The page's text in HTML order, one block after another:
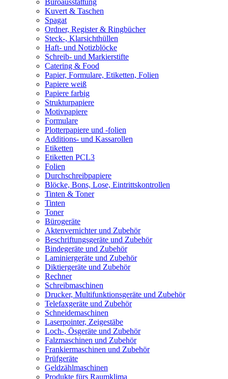
Büroausstattung
Kuvert & Taschen
Spagat
Ordner, Register & Ringbücher
Steck-, Klarsichthüllen
Haft- und Notizblöcke
Schreib- und Markierstifte
Catering & Food
Papier, Formulare, Etiketten, Folien
Papiere weiß
Papiere farbig
Strukturpapiere
Motivpapiere
Formulare
Plotterpapiere und -folien
Additions- und Kassarollen
Etiketten
Etiketten PCL3
Folien
Durchschreibpapiere
Blöcke, Bons, Lose, Eintrittskontrollen
Tinten & Toner
Tinten
Toner
Bürogeräte
Aktenvernichter und Zubehör
Beschriftungsgeräte und Zubehör
Bindegeräte und Zubehör
Laminiergeräte und Zubehör
Diktiergeräte und Zubehör
Rechner
Schreibmaschinen
Drucker, Multifunktionsgeräte und Zubehör
Telefaxgeräte und Zubehör
Schneidemaschinen
Laserpointer, Zeigestäbe
Loch-, Ösgeräte und Zubehör
Falzmaschinen und Zubehör
Frankiermaschinen und Zubehör
Prüfgeräte
Geldzählmaschinen
Produkte fürs Raumklima